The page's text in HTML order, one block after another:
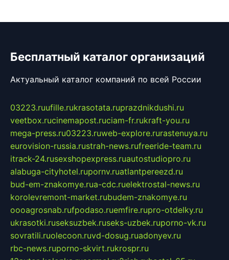
Бесплатный каталог организаций
Актуальный каталог компаний по всей России
03223.ruufille.rukrasotata.ruprazdnikdushi.ru
veetbox.rucinemapost.ruciam-fr.rukraft-you.ru
mega-press.ru03223.ruweb-explore.rurastenuya.ru
eurovision-russia.rustrah-news.rufreeride-team.ru
itrack-24.rusexshopexpress.ruautostudiopro.ru
alabuga-cityhotel.rupornv.ruatlantpereezd.ru
bud-em-znakomye.rua-cdc.ruelektrostal-news.ru
korolevremont-market.rubudem-znakomye.ru
oooagrosnab.rufpodaso.ruemfire.rupro-otdelky.ru
ukrasotki.ruseksuzbek.ruseks-uzbek.ruporno-vk.ru
sovratili.ruolecoon.ruvd-dosug.ruadonyev.ru
rbc-news.ruporno-skvirt.rukrospr.ru